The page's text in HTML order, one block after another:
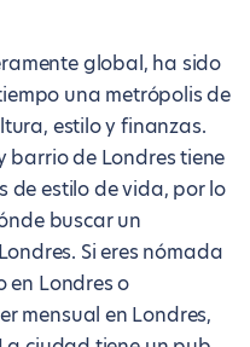
global, ha sido
una metrópolis de
estilo y finanzas.
barrio de Londres tiene
de estilo de vida, por lo
buscar un
Si eres nómada
en Londres o
mensual en Londres,